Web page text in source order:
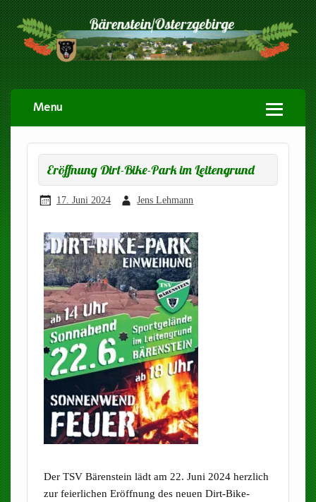
Menu
Eröffnung Dirt-Bike-Park im Leitengrund
17. Juni 2024 Jens Lehmann
Der TSV Bärenstein lädt am 22. Juni 2024 herzlich
zur feierlichen Eröffnung des neuen Dirt-Bike-